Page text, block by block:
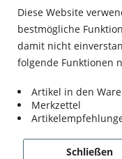
Diese Website
bestmögliche
damit nicht
folgende Funktionen
Artikel in den
Merkzettel
Schließen